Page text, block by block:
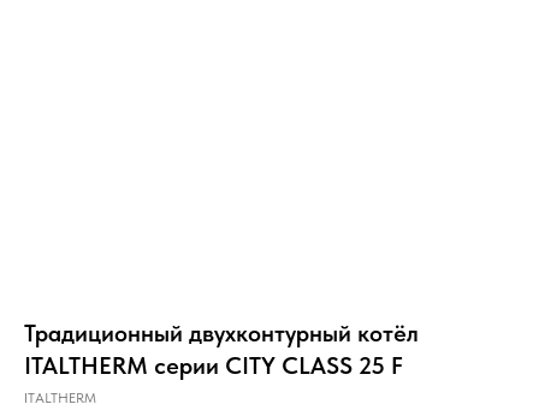
Традиционный двухконтурный котёл
ITALTHERM серии CITY CLASS 25 F
ITALTHERM